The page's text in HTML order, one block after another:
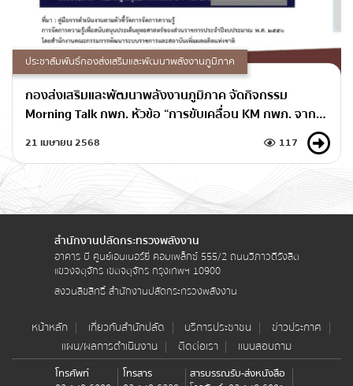
ประชาสัมพันธ์กองส่งเสริมและพัฒนาพลังงานภูมิภาค
กองส่งเสริมและพัฒนาพลังงานภูมิภาค จัดกิจกรรม
Morning Talk กพภ. หัวข้อ “การขับเคลื่อน KM กพภ. จาก
21 เมษายน 2568 117
สำนักงานปลัดกระทรวงพลังงาน
อาคาร บี ศูนย์เอนเนอร์ยี่ คอมเพล็กซ์ 555/2 ถนนวิภาวดีรังสิต
แขวงจตุจักร เขตจตุจักร กรุงเทพฯ 10900
สงวนลิขสิทธิ์ สำนักงานปลัดกระทรวงพลังงาน
หน้าหลัก เกี่ยวกับสำนักปลัด บริการประชาชน
ข่าวประกาศ
แผน/ผลการดำเนินงาน
ติดต่อเรา แบบสอบถาม
โทรศัพท์
โทรสาร
สารบรรณรับ-ส่งหนังสือ